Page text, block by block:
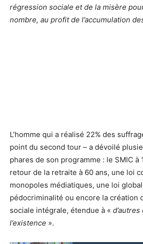
régression sociale et de la misère
nombre, au profit de l’accumulation
L’homme qui a réalisé 22% des
point du second tour – a dévoilé
phares de son programme : le SMIC à
retour de la retraite à 60 ans, une loi
monopoles médiatiques, une loi
pédocriminalité ou encore la création
sociale intégrale, étendue à «
l’existence ».